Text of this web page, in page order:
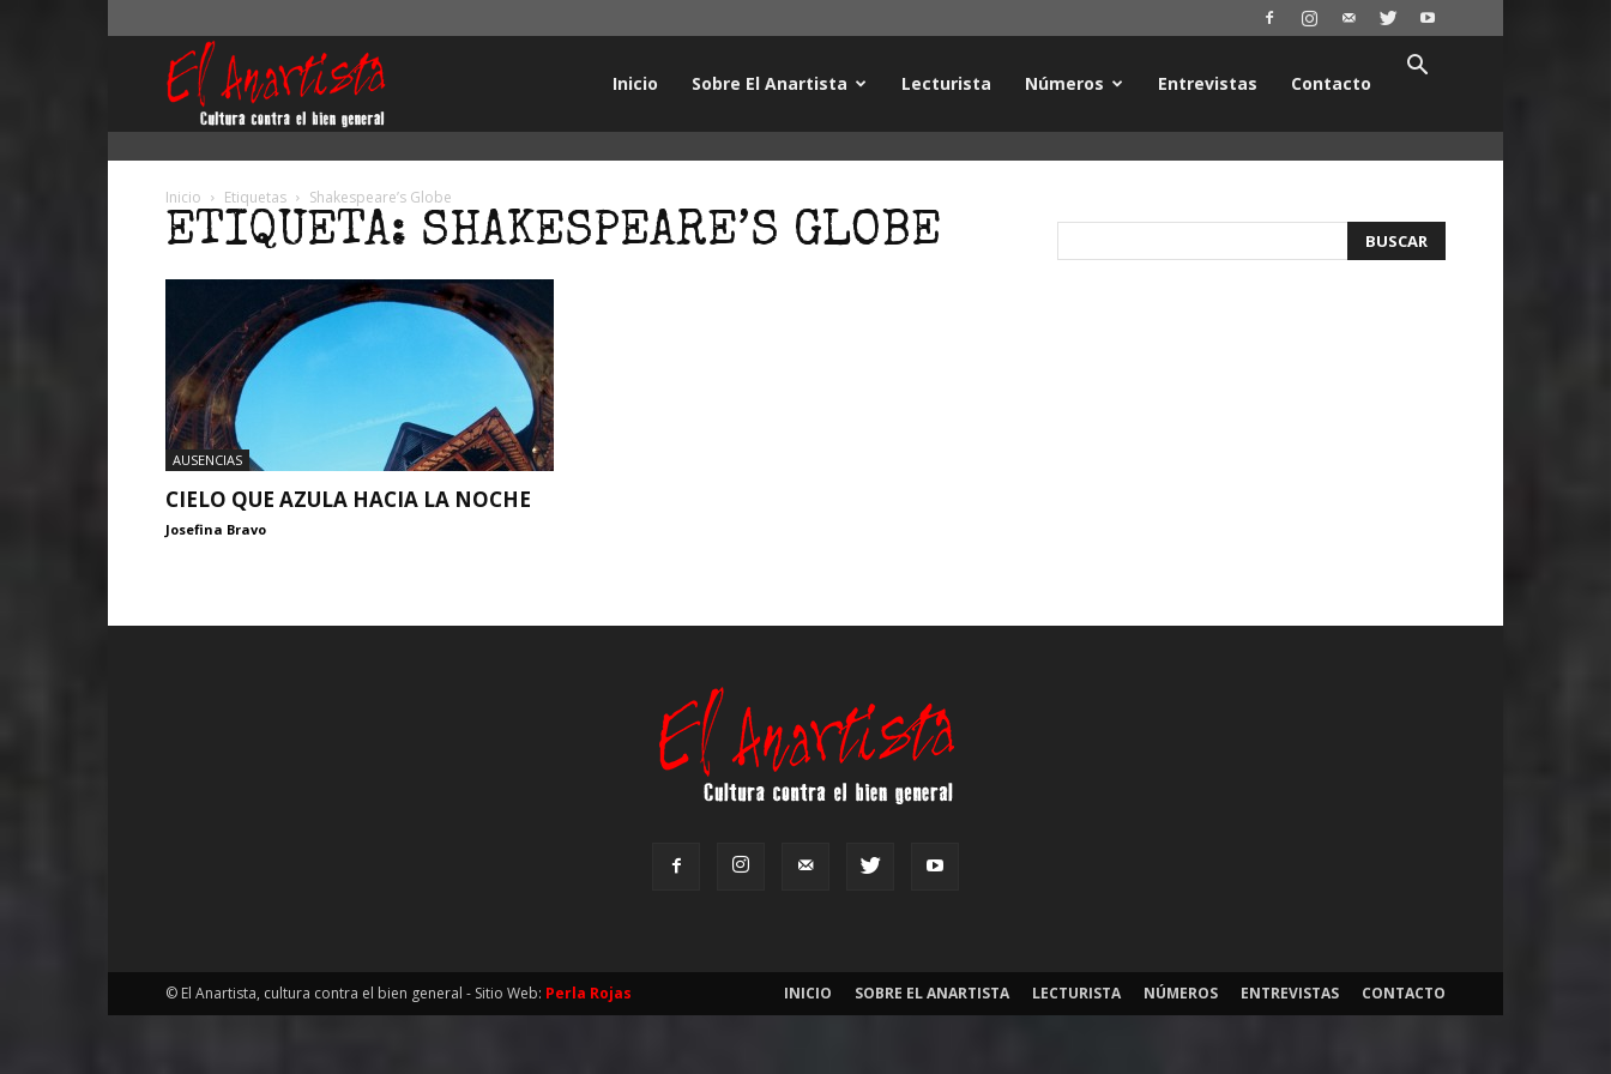
Inicio Sobre El Anartista Lecturista Números Entrevistas Contacto
Inicio Etiquetas Shakespeare’s Globe
ETIQUETA: SHAKESPEARE’S GLOBE
AUSENCIAS
CIELO QUE AZULA HACIA LA NOCHE
Josefina Bravo
INICIO SOBRE EL ANARTISTA LECTURISTA NÚMEROS ENTREVISTAS CONTACTO
© El Anartista, cultura contra el bien general - Sitio Web: Perla Rojas